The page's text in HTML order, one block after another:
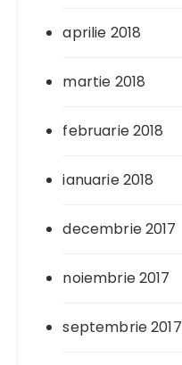
aprilie 2018
martie 2018
februarie 2018
ianuarie 2018
decembrie 2017
noiembrie 2017
septembrie 2017